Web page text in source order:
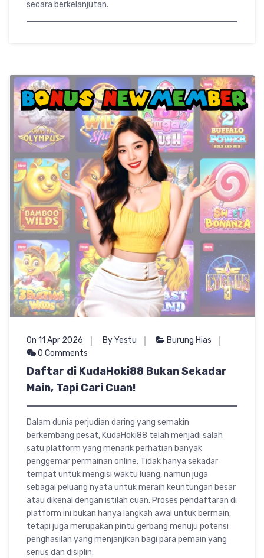
secara berkelanjutan.
On 11 Apr 2026 By Yestu
Burung Hias
0 Comments
Daftar di KudaHoki88 Bukan Sekadar
Main, Tapi Cari Cuan!
Dalam dunia perjudian daring yang semakin
berkembang pesat, KudaHoki88 telah menjadi salah
satu platform yang menarik perhatian banyak
penggemar permainan online. Tidak hanya sekadar
tempat untuk mengisi waktu luang, namun juga
sebagai peluang nyata untuk meraih keuntungan besar
atau dikenal dengan istilah cuan. Proses pendaftaran di
platform ini bukan hanya langkah awal untuk bermain,
tetapi juga merupakan pintu gerbang menuju potensi
penghasilan yang menjanjikan bagi para pemain yang
serius dan disiplin.